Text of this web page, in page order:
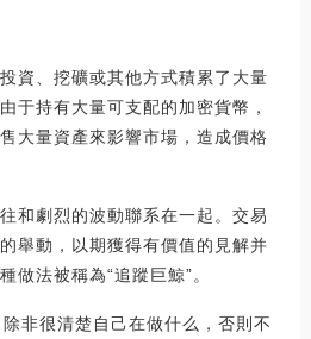
資、挖礦或其他方式積累了大量
于持有大量可支配的加密貨幣，
大量資產來影響市場，造成價格
和劇烈的波動聯系在一起。交易
舉動，以期獲得有價值的見解并
做法被稱為“追蹤巨鯨”。
非很清楚自己在做什么，否則不